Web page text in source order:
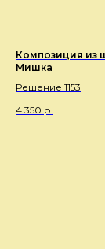
Композиция из
Мишка
Решение 1153
4 350 р.